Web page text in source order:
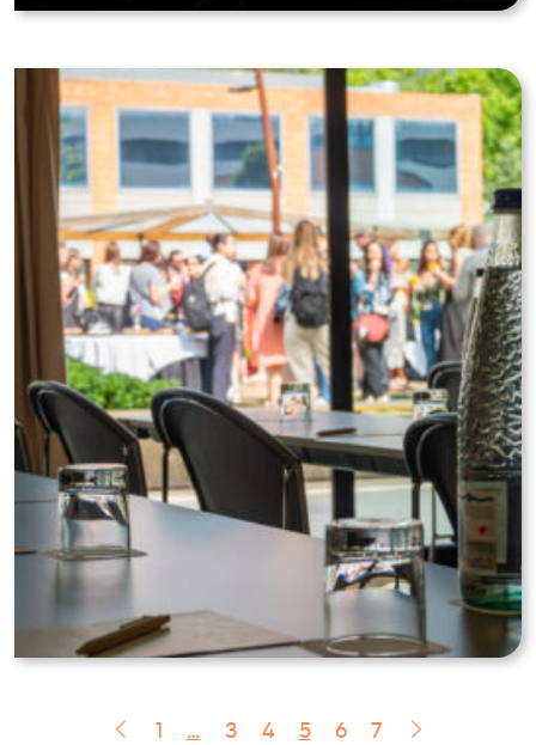
SEGELL DE SOSTENIBILITAT MÉS PRESTIGIÓS
D'EUROPA
03/04/2024 veure més
SECTOR HOTELER
1 … 3 4 5 6 7